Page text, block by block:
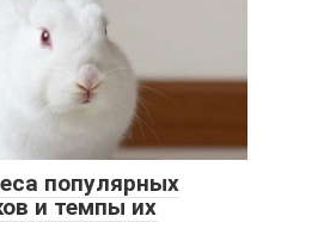
популярных
и темпы их